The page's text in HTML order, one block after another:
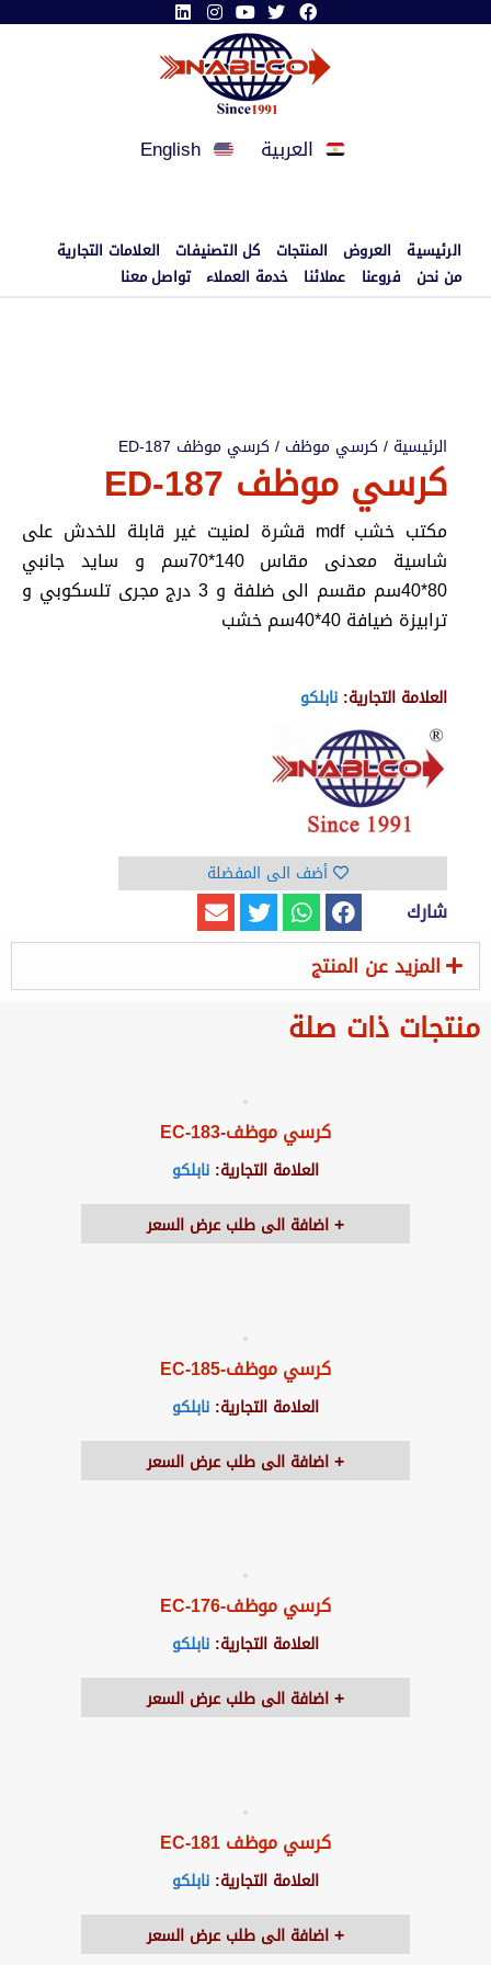
العربية English
الرئيسية العروض المنتجات كل التصنيفات
العلامات التجارية
من نحن فروعنا عملائنا خدمة العملاء تواصل معنا
الرئيسية / كرسي موظف / كرسي موظف ED-187
كرسي موظف ED-187
مكتب خشب mdf قشرة لمنيت غير قابلة للخدش على
شاسية معدنى مقاس 140*70سم و سايد جانبي
80*40سم مقسم الى ضلفة و 3 درج مجرى تلسكوبي و
ترابيزة ضيافة 40*40سم خشب
العلامة التجارية: نابلكو
أضف الى المفضلة
شارك
المزيد عن المنتج
منتجات ذات صلة
كرسي موظف-EC-183
العلامة التجارية: نابلكو
اضافة الى طلب عرض السعر
كرسي موظف-EC-185
العلامة التجارية: نابلكو
اضافة الى طلب عرض السعر
كرسي موظف-EC-176
العلامة التجارية: نابلكو
اضافة الى طلب عرض السعر
كرسي موظف EC-181
العلامة التجارية: نابلكو
اضافة الى طلب عرض السعر